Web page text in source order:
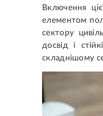
Включення
елементом
сектору
досвід і
складнішому